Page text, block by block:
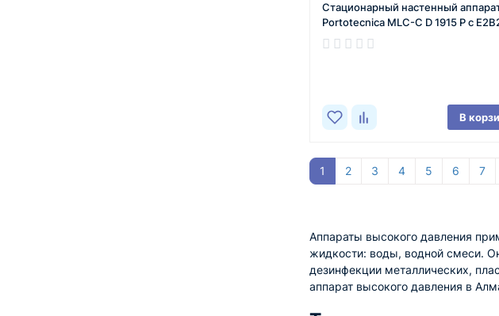
Стационарный настенный
Portotecnica MLC-C D 1915 P c
В
1 2 3 4 5 6 7
Аппараты высокого давления
жидкости: воды, водной смеси.
дезинфекции металлических,
аппарат высокого давления в